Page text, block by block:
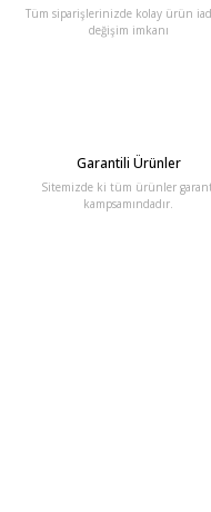
Tüm siparişlerinizde kolay ürün
değişim imkanı
Garantili Ürünler
Sitemizde ki tüm ürünler
kampsamındadır.